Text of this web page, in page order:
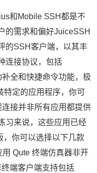
和Mobile SSH都是不
的需求和偏好JuiceSSH
的SSH客户端，以其丰
连接协议，包括
全和快捷命令功能，极
特定的应用程序，你可
接并非所有应用都提供
习来说，这些应用已经
，你可以选择以下几款
Qute 终端仿真器非开
端客户端支持包括